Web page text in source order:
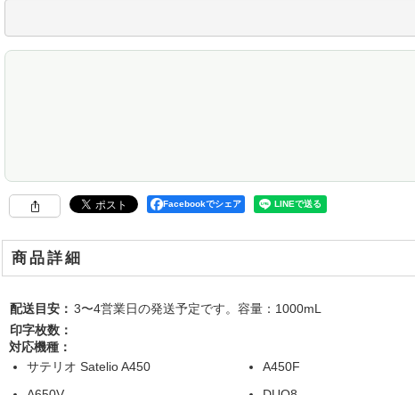
Facebookでシェア
商品詳細
配送目安： 3〜4営業日の発送予定です。容量：1000mL
印字枚数：
対応機種：
サテリオ Satelio A450
A450F